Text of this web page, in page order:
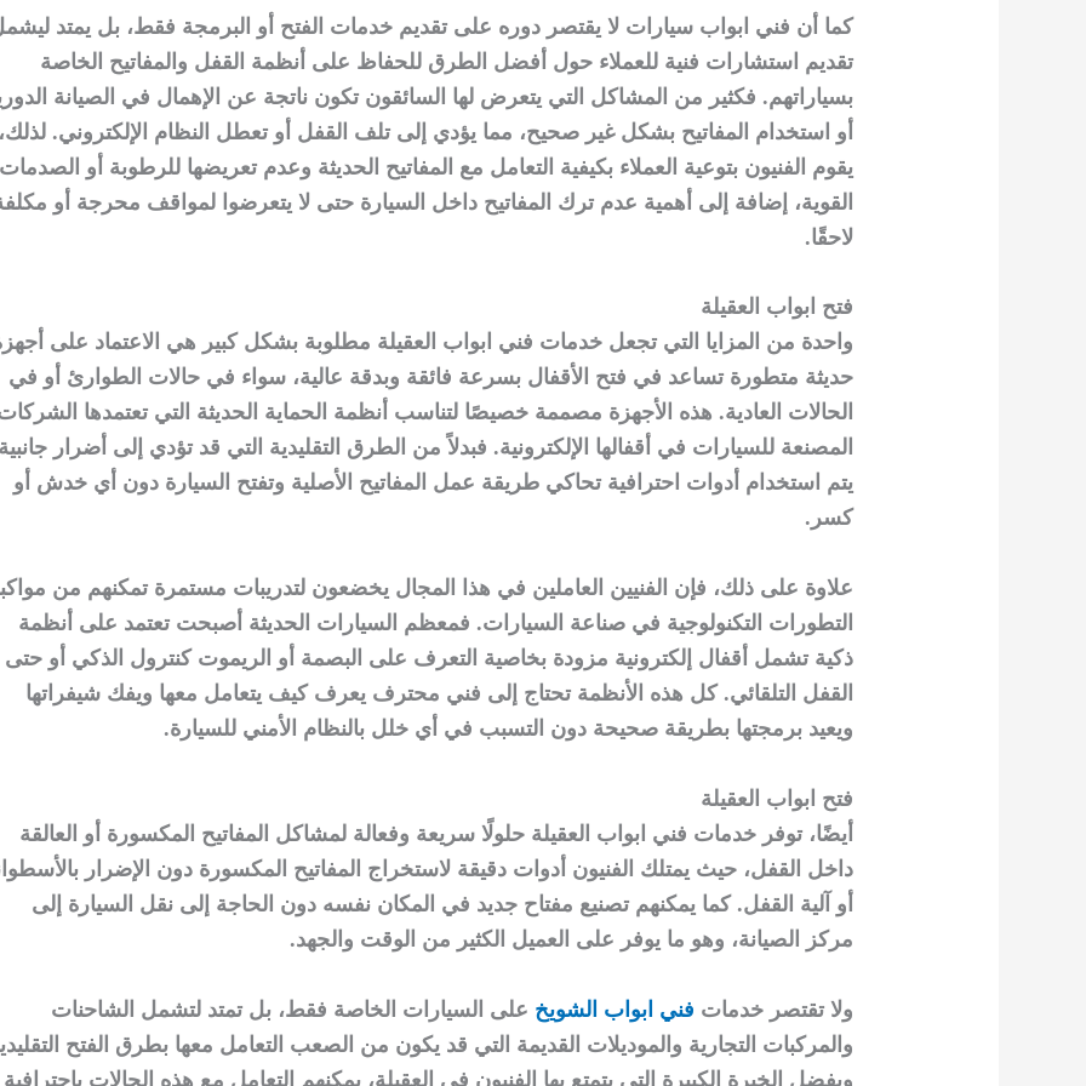
كما أن فني ابواب سيارات لا يقتصر دوره على تقديم خدمات الفتح أو البرمجة فقط، بل يمتد
تقديم استشارات فنية للعملاء حول أفضل الطرق للحفاظ على أنظمة القفل والمفاتيح الخاصة
بسياراتهم. فكثير من المشاكل التي يتعرض لها السائقون تكون ناتجة عن الإهمال في الصيانة
أو استخدام المفاتيح بشكل غير صحيح، مما يؤدي إلى تلف القفل أو تعطل النظام الإلكتروني. لذلك،
يقوم الفنيون بتوعية العملاء بكيفية التعامل مع المفاتيح الحديثة وعدم تعريضها للرطوبة أو الصدمات
القوية، إضافة إلى أهمية عدم ترك المفاتيح داخل السيارة حتى لا يتعرضوا لمواقف محرجة أو
لاحقًا.
فتح ابواب العقيلة
واحدة من المزايا التي تجعل خدمات فني ابواب العقيلة مطلوبة بشكل كبير هي الاعتماد على
حديثة متطورة تساعد في فتح الأقفال بسرعة فائقة وبدقة عالية، سواء في حالات الطوارئ أو في
الحالات العادية. هذه الأجهزة مصممة خصيصًا لتناسب أنظمة الحماية الحديثة التي تعتمدها
المصنعة للسيارات في أقفالها الإلكترونية. فبدلاً من الطرق التقليدية التي قد تؤدي إلى أضرار
يتم استخدام أدوات احترافية تحاكي طريقة عمل المفاتيح الأصلية وتفتح السيارة دون أي خدش أو
كسر.
علاوة على ذلك، فإن الفنيين العاملين في هذا المجال يخضعون لتدريبات مستمرة تمكنهم من
التطورات التكنولوجية في صناعة السيارات. فمعظم السيارات الحديثة أصبحت تعتمد على أنظمة
ذكية تشمل أقفال إلكترونية مزودة بخاصية التعرف على البصمة أو الريموت كنترول الذكي أو حتى
القفل التلقائي. كل هذه الأنظمة تحتاج إلى فني محترف يعرف كيف يتعامل معها ويفك شيفراتها
ويعيد برمجتها بطريقة صحيحة دون التسبب في أي خلل بالنظام الأمني للسيارة.
فتح ابواب العقيلة
أيضًا، توفر خدمات فني ابواب العقيلة حلولًا سريعة وفعالة لمشاكل المفاتيح المكسورة أو العالقة
داخل القفل، حيث يمتلك الفنيون أدوات دقيقة لاستخراج المفاتيح المكسورة دون الإضرار
أو آلية القفل. كما يمكنهم تصنيع مفتاح جديد في المكان نفسه دون الحاجة إلى نقل السيارة إلى
مركز الصيانة، وهو ما يوفر على العميل الكثير من الوقت والجهد.
ولا تقتصر خدمات فني ابواب الشويخ على السيارات الخاصة فقط، بل تمتد لتشمل الشاحنات
والمركبات التجارية والموديلات القديمة التي قد يكون من الصعب التعامل معها بطرق الفتح
وبفضل الخبرة الكبيرة التي يتمتع بها الفنيون في العقيلة، يمكنهم التعامل مع هذه الحالات باحترافية